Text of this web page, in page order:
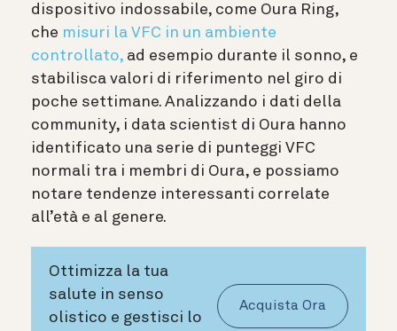
dispositivo indossabile, come Oura Ring,
che misuri la VFC in un ambiente
controllato, ad esempio durante il sonno, e
stabilisca valori di riferimento nel giro di
poche settimane. Analizzando i dati della
community, i data scientist di Oura hanno
identificato una serie di punteggi VFC
normali tra i membri di Oura, e possiamo
notare tendenze interessanti correlate
all’età e al genere.
Ottimizza la tua
salute in senso
olistico e gestisci lo
Acquista Ora